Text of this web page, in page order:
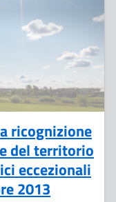
ricognizione
del territorio
eccezionali
2013